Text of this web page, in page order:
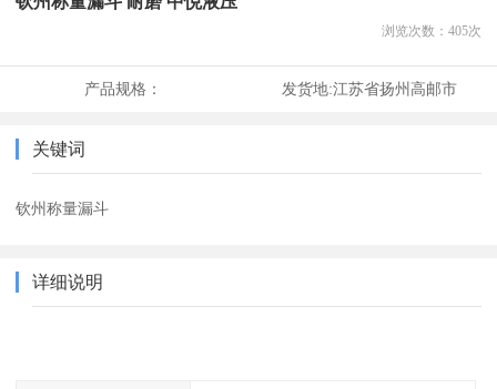
浏览次数： 405次
产品规格： 发货地:江苏省扬州高邮市
关键词
钦州称量漏斗
详细说明